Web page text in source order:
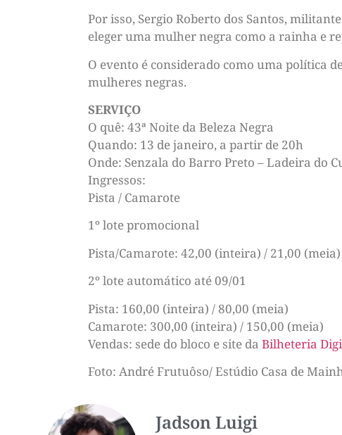
Por isso, Sergio Roberto dos Santos,
eleger uma mulher negra como a rainha e
O evento é considerado como uma política
mulheres negras.
SERVIÇO
O quê: 43ª Noite da Beleza Negra
Quando: 13 de janeiro, a partir de 20h
Onde: Senzala do Barro Preto – Ladeira do
Ingressos:
Pista / Camarote
1º lote promocional
Pista/Camarote: 42,00 (inteira) / 21,00 (meia)
2º lote automático até 09/01
Pista: 160,00 (inteira) / 80,00 (meia)
Camarote: 300,00 (inteira) / 150,00 (meia)
Vendas: sede do bloco e site da Bilheteria
Foto: André Frutuôso/ Estúdio Casa de
Jadson Luigi